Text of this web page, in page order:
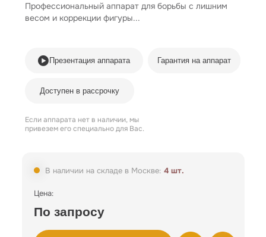
Профессиональный аппарат для борьбы с лишним
весом и коррекции фигуры...
Если аппарата нет в наличии, мы
привезем его специально для Вас.
Доступен в рассрочку
Гарантия на аппарат
Презентация аппарата
В наличии на складе в Москве: 4 шт.
Цена:
По запросу